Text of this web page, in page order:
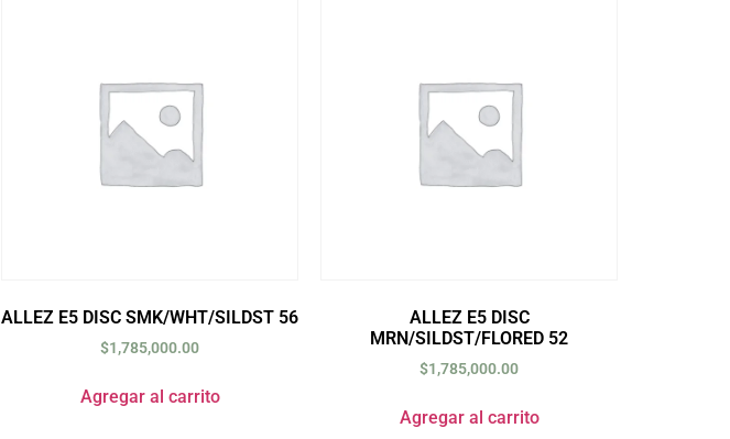
ALLEZ E5 DISC SMK/WHT/SILDST 56
$1,785,000.00
Agregar al carrito
ALLEZ E5 DISC
MRN/SILDST/FLORED 52
$1,785,000.00
Agregar al carrito